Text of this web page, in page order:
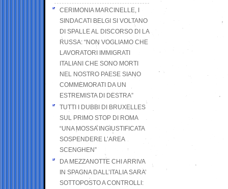
CERIMONIA MARCINELLE, I
SINDACATI BELGI SI VOLTANO
DI SPALLE AL DISCORSO DI LA
RUSSA: “NON VOGLIAMO CHE
LAVORATORI IMMIGRATI
ITALIANI CHE SONO MORTI
NEL NOSTRO PAESE SIANO
COMMEMORATI DA UN
ESTREMISTA DI DESTRA”
TUTTI I DUBBI DI BRUXELLES
SUL PRIMO STOP DI ROMA
“UNA MOSSA INGIUSTIFICATA
SOSPENDERE L’AREA
SCENGHEN”
DA MEZZANOTTE CHI ARRIVA
IN SPAGNA DALL’ITALIA SARA’
SOTTOPOSTO A CONTROLLI: